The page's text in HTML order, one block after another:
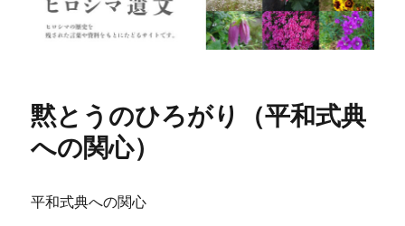
黙とうのひろがり（平和式典
への関心）
平和式典への関心